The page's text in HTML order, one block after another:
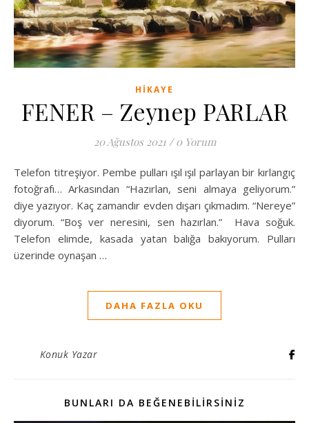
HIKAYE
FENER – Zeynep PARLAR
20 Ağustos 2021 / 0 Yorum
Telefon titreşiyor. Pembe pulları ışıl ışıl parlayan bir kırlangıç
fotoğrafı… Arkasından “Hazırlan, seni almaya geliyorum.”
diye yazıyor. Kaç zamandır evden dışarı çıkmadım. “Nereye”
diyorum. “Boş ver neresini, sen hazırlan.” Hava soğuk.
Telefon elimde, kasada yatan balığa bakıyorum. Pulları
üzerinde oynaşan …
DAHA FAZLA OKU
Konuk Yazar
BUNLARI DA BEĞENEBILIRSINIZ